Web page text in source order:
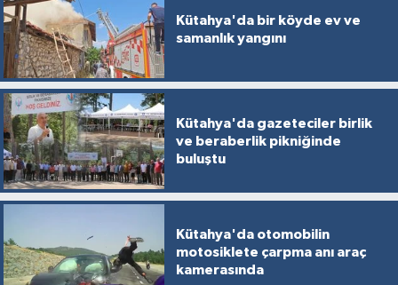
Kütahya'da bir köyde ev ve
samanlık yangını
Kütahya'da gazeteciler birlik
ve beraberlik pikniğinde
buluştu
Kütahya'da otomobilin
motosiklete çarpma anı araç
kamerasında